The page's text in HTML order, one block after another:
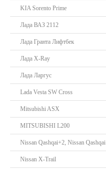
KIA Sorento Prime
Лада ВАЗ 2112
Лада Гранта Лифтбек
Лада X-Ray
Лада Ларгус
Lada Vesta SW Cross
Mitsubishi ASX
MITSUBISHI L200
Nissan Qashqai+2, Nissan Qashqai
Nissan X-Trail